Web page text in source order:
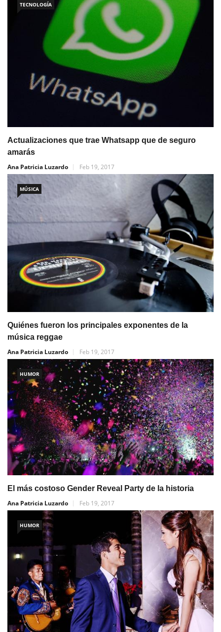
TECNOLOGÍA
Actualizaciones que trae Whatsapp que de seguro
amarás
Ana Patricia Luzardo
Feb 19, 2017
MÚSICA
Quiénes fueron los principales exponentes de la
música reggae
Ana Patricia Luzardo
Feb 19, 2017
HUMOR
El más costoso Gender Reveal Party de la historia
Ana Patricia Luzardo
Feb 19, 2017
HUMOR